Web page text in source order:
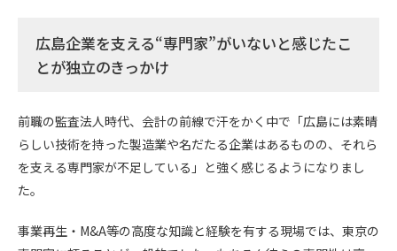
広島企業を支える“専門家”がいないと感じたこ
とが独立のきっかけ
前職の監査法人時代、会計の前線で汗をかく中で「広島には素晴
らしい技術を持った製造業や名だたる企業はあるものの、それら
を支える専門家が不足している」と強く感じるようになりまし
た。
事業再生・M&A等の高度な知識と経験を有する現場では、東京の